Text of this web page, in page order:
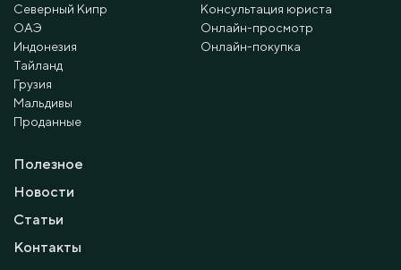
Северный Кипр
ОАЭ
Индонезия
Тайланд
Грузия
Мальдивы
Проданные
Консультация юриста
Онлайн-просмотр
Онлайн-покупка
Полезное
Новости
Статьи
Контакты